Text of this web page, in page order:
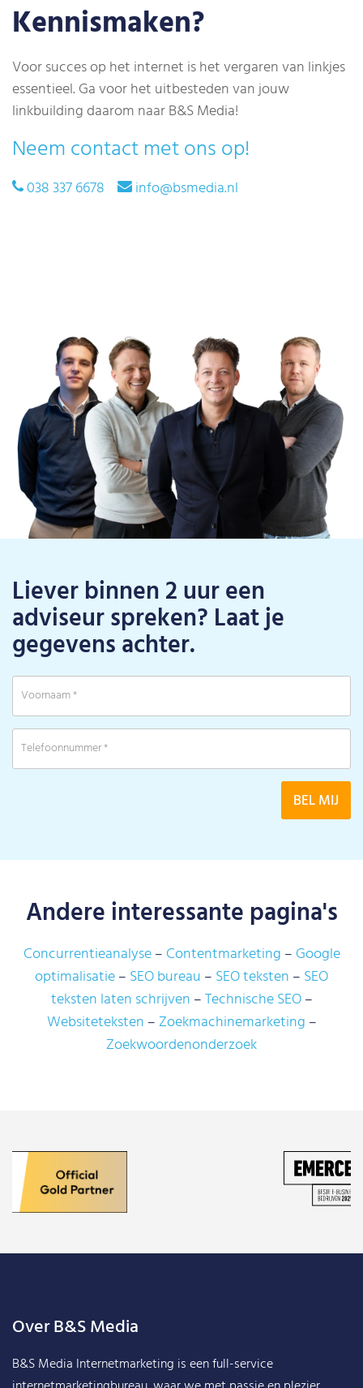
Kennismaken?
Voor succes op het internet is het vergaren van linkjes
essentieel. Ga voor het uitbestedenvan jouw
linkbuildingdaarom naar B&S Media!
Neem contact met ons op!
038 337 6678 info@bsmedia.nl
Liever binnen 2 uur een
adviseur spreken? Laat je
gegevens achter.
Andere interessante pagina's
Concurrentieanalyse Contentmarketing
Google
optimalisatie
SEO bureau SEO teksten
SEO
teksten laten schrijven
Technische SEO
Websiteteksten
Zoekmachinemarketing
Zoekwoordenonderzoek
Over B&S Media
B&S Media Internetmarketing is een full-service